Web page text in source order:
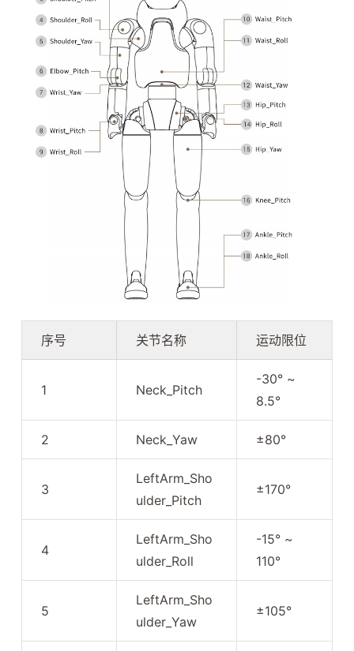
序号 关节名称 运动限位
1 Neck_Pitch
-30° ~
8.5°
2 Neck_Yaw ±80°
3
LeftArm_Sho
ulder_Pitch
±170°
4
LeftArm_Sho
ulder_Roll
-15° ~
110°
5
LeftArm_Sho
ulder_Yaw
±105°